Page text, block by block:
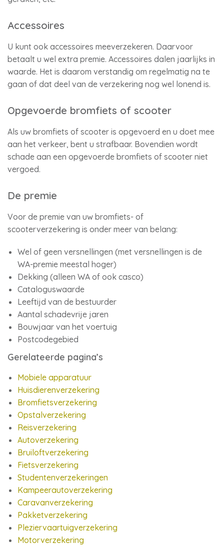
Accessoires
U kunt ook accessoires meeverzekeren. Daarvoor
betaalt u wel extra premie. Accessoires dalen jaarlijks in
waarde. Het is daarom verstandig om regelmatig na te
gaan of dat deel van de verzekering nog wel lonend is.
Opgevoerde bromfiets of scooter
Als uw bromfiets of scooter is opgevoerd en u doet mee
aan het verkeer, bent u strafbaar. Bovendien wordt
schade aan een opgevoerde bromfiets of scooter niet
vergoed.
De premie
Voor de premie van uw bromfiets- of
scooterverzekering is onder meer van belang:
Wel of geen versnellingen (met versnellingen is de
WA-premie meestal hoger)
Dekking (alleen WA of ook casco)
Cataloguswaarde
Leeftijd van de bestuurder
Aantal schadevrije jaren
Bouwjaar van het voertuig
Postcodegebied
Gerelateerde pagina’s
Mobiele apparatuur
Huisdierenverzekering
Bromfietsverzekering
Opstalverzekering
Reisverzekering
Autoverzekering
Bruiloftverzekering
Fietsverzekering
Studentenverzekeringen
Kampeerautoverzekering
Caravanverzekering
Pakketverzekering
Pleziervaartuigverzekering
Motorverzekering